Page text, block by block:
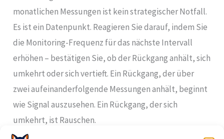
monatlichen Messungen ist kein strategischer Notfall.
Es ist ein Datenpunkt. Reagieren Sie darauf, indem Sie
die Monitoring-Frequenz für das nächste Intervall
erhöhen – bestätigen Sie, ob der Rückgang anhält, sich
umkehrt oder sich vertieft. Ein Rückgang, der über
zwei aufeinanderfolgende Messungen anhält, beginnt
wie Signal auszusehen. Ein Rückgang, der sich
umkehrt, ist Rauschen.